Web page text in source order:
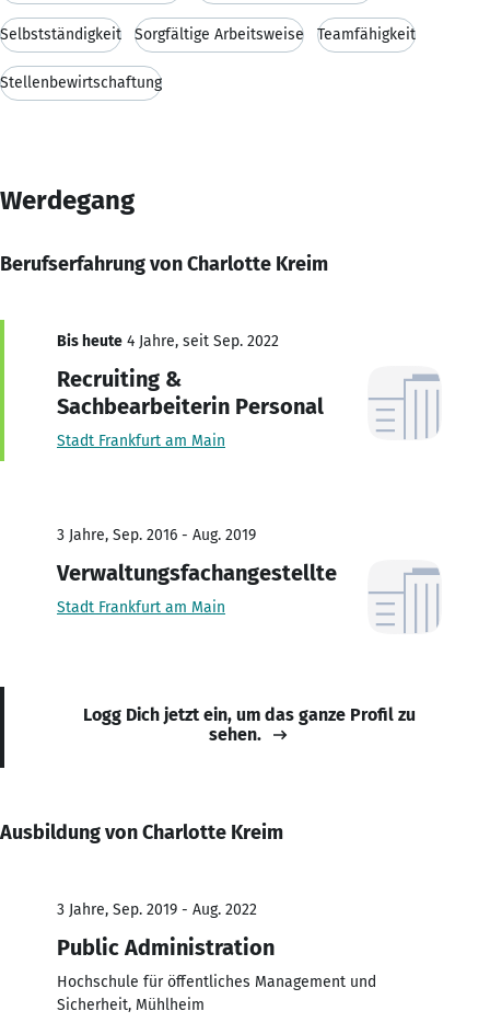
Selbstständigkeit Sorgfältige Arbeitsweise Teamfähigkeit
Stellenbewirtschaftung
Werdegang
Berufserfahrung von Charlotte Kreim
Bis heute 4 Jahre, seit Sep. 2022
Recruiting &
Sachbearbeiterin Personal
Stadt Frankfurt am Main
3 Jahre, Sep. 2016 - Aug. 2019
Verwaltungsfachangestellte
Stadt Frankfurt am Main
Logg Dich jetzt ein, um das ganze Profil zu
sehen.
Ausbildung von Charlotte Kreim
3 Jahre, Sep. 2019 - Aug. 2022
Public Administration
Hochschule für öffentliches Management und
Sicherheit, Mühlheim